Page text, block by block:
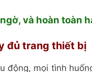
và hoàn toàn
đủ trang thiết bị
động, mọi tình